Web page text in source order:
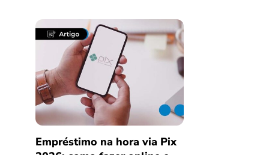
Empréstimo na hora via Pix